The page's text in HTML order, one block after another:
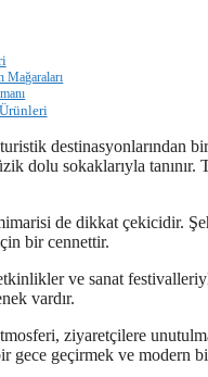
Mağaraları
destinasyonlarından
dolu sokaklarıyla
de dikkat çekicidir.
bir cennettir.
ve sanat
vardır.
ziyaretçilere
gece geçirmek ve